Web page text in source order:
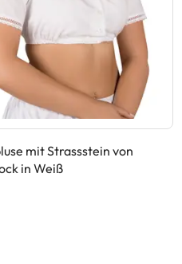
mit Strassstein von
in Weiß